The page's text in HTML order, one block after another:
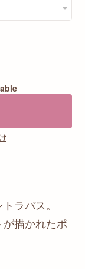
ラバス。
描かれたポ